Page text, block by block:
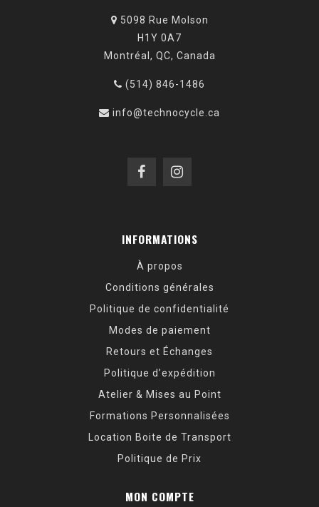
5098 Rue Molson
H1Y 0A7
Montréal, QC, Canada
(514) 846-1486
info@technocycle.ca
INFORMATIONS
À propos
Conditions générales
Politique de confidentialité
Modes de paiement
Retours et Échanges
Politique d’expédition
Atelier & Mises au Point
Formations Personnalisées
Location Boite de Transport
Politique de Prix
MON COMPTE